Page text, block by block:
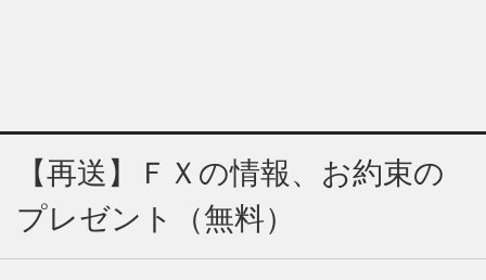
【再送】ＦＸの情報、お約束の
プレゼント（無料）